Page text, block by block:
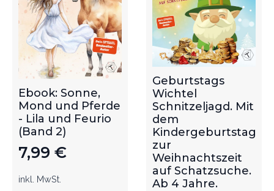
Ebook: Sonne,
Mond und Pferde
- Lila und Feurio
(Band 2)
7,99 €
inkl. MwSt.
Geburtstags
Wichtel
Schnitzeljagd. Mit
dem
Kindergeburtstag
zur
Weihnachtszeit
auf Schatzsuche.
Ab 4 Jahre.